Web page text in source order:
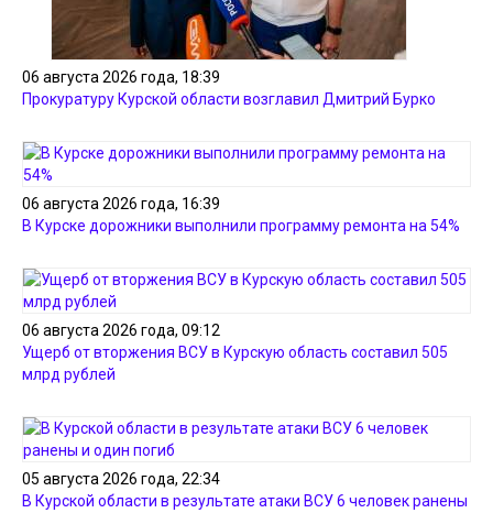
06 августа 2026 года, 18:39
Прокуратуру Курской области возглавил Дмитрий Бурко
06 августа 2026 года, 16:39
В Курске дорожники выполнили программу ремонта на 54%
06 августа 2026 года, 09:12
Ущерб от вторжения ВСУ в Курскую область составил 505
млрд рублей
05 августа 2026 года, 22:34
В Курской области в результате атаки ВСУ 6 человек ранены